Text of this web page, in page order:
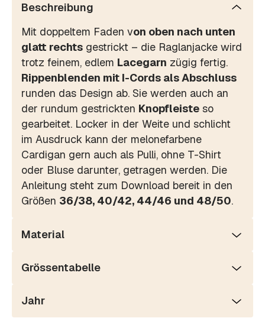
Beschreibung
Mit doppeltem Faden von oben nach unten
glatt rechts gestrickt – die Raglanjacke wird
trotz feinem, edlem Lacegarn zügig fertig.
Rippenblenden mit I-Cords als Abschluss
runden das Design ab. Sie werden auch an
der rundum gestrickten Knopfleiste so
gearbeitet. Locker in der Weite und schlicht
im Ausdruck kann der melonefarbene
Cardigan gern auch als Pulli, ohne T-Shirt
oder Bluse darunter, getragen werden. Die
Anleitung steht zum Download bereit in den
Größen 36/38, 40/42, 44/46 und 48/50.
Material
Grössentabelle
Jahr